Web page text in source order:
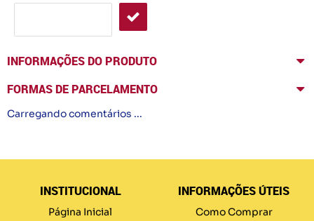
INFORMAÇÕES DO PRODUTO
FORMAS DE PARCELAMENTO
Carregando comentários ...
INSTITUCIONAL
Página Inicial
INFORMAÇÕES ÚTEIS
Como Comprar